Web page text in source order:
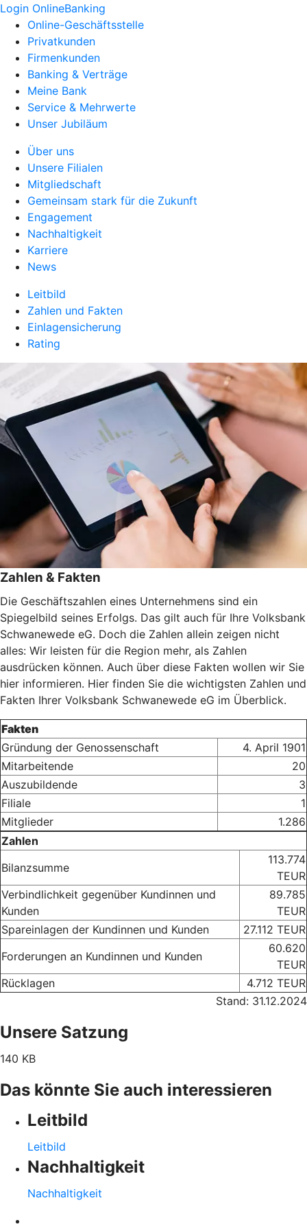
Login OnlineBanking
Online-Geschäftsstelle
Privatkunden
Firmenkunden
Banking & Verträge
Meine Bank
Service & Mehrwerte
Unser Jubiläum
Über uns
Unsere Filialen
Mitgliedschaft
Gemeinsam stark für die Zukunft
Engagement
Nachhaltigkeit
Karriere
News
Leitbild
Zahlen und Fakten
Einlagensicherung
Rating
Zahlen & Fakten
Die Geschäftszahlen eines Unternehmens sind ein
Spiegelbild seines Erfolgs. Das gilt auch für Ihre Volksbank
Schwanewede eG. Doch die Zahlen allein zeigen nicht
alles: Wir leisten für die Region mehr, als Zahlen
ausdrücken können. Auch über diese Fakten wollen wir Sie
hier informieren. Hier finden Sie die wichtigsten Zahlen und
Fakten Ihrer Volksbank Schwanewede eG im Überblick.
Fakten
Gründung der Genossenschaft
4. April 1901
Mitarbeitende
20
Auszubildende
3
Filiale
1
Mitglieder
1.286
Zahlen
Bilanzsumme
113.774
TEUR
Verbindlichkeit gegenüber Kundinnen und
Kunden
89.785
TEUR
Spareinlagen der Kundinnen und Kunden
27.112 TEUR
Forderungen an Kundinnen und Kunden
60.620
TEUR
Rücklagen
4.712 TEUR
Stand: 31.12.2024
Unsere Satzung
140 KB
Das könnte Sie auch interessieren
Leitbild
Leitbild
Nachhaltigkeit
Nachhaltigkeit